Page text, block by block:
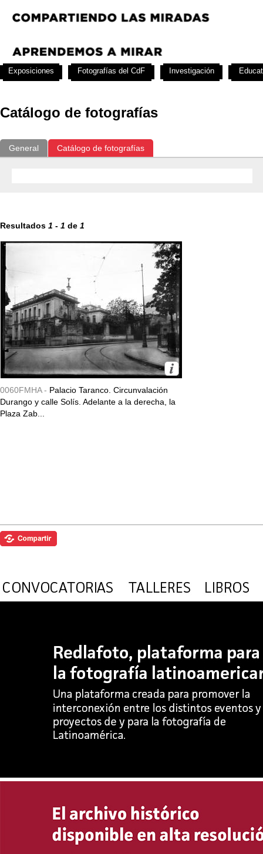
Catálogo de fotografías
General Catálogo de fotografías
Resultados 1 - 1 de 1
0060FMHA - Palacio Taranco. Circunvalación
Durango y calle Solís. Adelante a la derecha, la
Plaza Zab...
Exposiciones Fotografías del CdF Investigación